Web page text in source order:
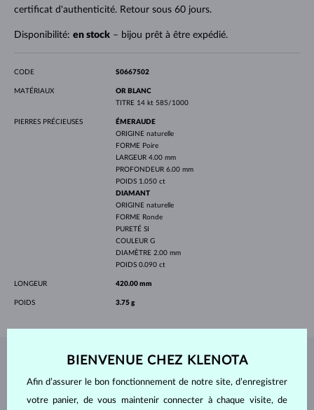
certificat d'authenticité. Retour sous 60 jours.
Disponibilité: en stock– bijou prêt à être expédié.
CODE S0667502
MATÉRIAUX
OR BLANC
TITRE 14 kt 585/1000
PIERRES PRÉCIEUSES
ÉMERAUDE
ORIGINE naturelle
FORME Poire
LARGEUR 4.00 mm
PROFONDEUR 6.00 mm
POIDS 1.050 ct
DIAMANT
ORIGINE naturelle
FORME Ronde
PURETÉ SI
COULEUR G
DIAMÈTRE 2.00 mm
POIDS 0.090 ct
LONGEUR 420.00 mm
POIDS 3.75 g
BIJOUX DE L'ATELIER KLENOTA
BIENVENUE CHEZ KLENOTA
Afin d’assurer le bon fonctionnement de notre site, d’enregistrer
votre panier, de vous maintenir connecter à chaque visite, de